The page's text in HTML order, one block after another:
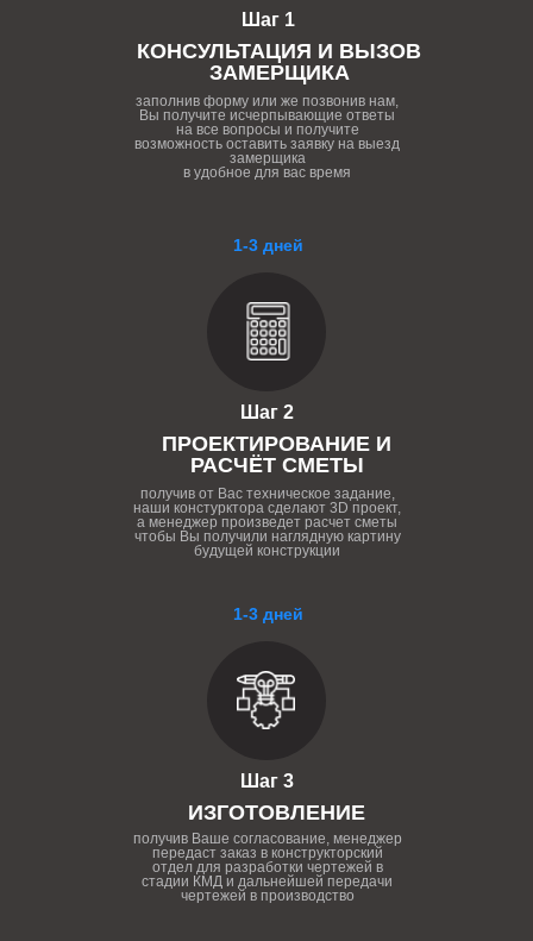
1-3 дней
Шаг 3
ИЗГОТОВЛЕНИЕ
получив Ваше согласование, менеджер
передаст заказ в конструкторский
отдел для разработки чертежей в
стадии КМД и дальнейшей передачи
чертежей в производство
1-3 дней
Шаг 2
ПРОЕКТИРОВАНИЕ И
РАСЧЁТ СМЕТЫ
получив от Вас техническое задание,
наши констурктора сделают 3D проект,
а менеджер произведет расчет сметы
чтобы Вы получили наглядную картину
будущей конструкции
Шаг 1
КОНСУЛЬТАЦИЯ И ВЫЗОВ
ЗАМЕРЩИКА
заполнив форму или же позвонив нам,
Вы получите исчерпывающие ответы
на все вопросы и получите
возможность оставить заявку на выезд
замерщика
в удобное для вас время